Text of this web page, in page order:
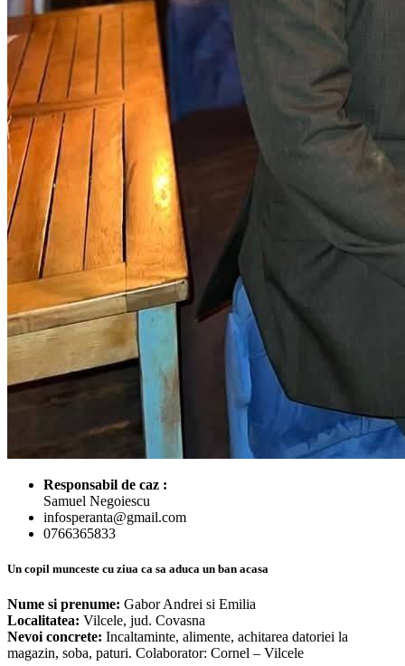
Responsabil de caz :
Samuel Negoiescu
infosperanta@gmail.com
0766365833
Un copil munceste cu ziua ca sa aduca un ban acasa
Nume si prenume: Gabor Andrei si Emilia
Localitatea: Vilcele, jud. Covasna
Nevoi concrete: Incaltaminte, alimente, achitarea datoriei la
magazin, soba, paturi. Colaborator: Cornel – Vilcele